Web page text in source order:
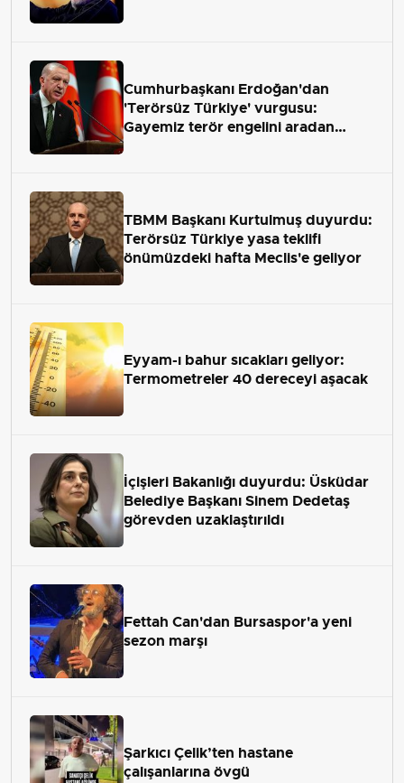
Cumhurbaşkanı Erdoğan'dan
'Terörsüz Türkiye' vurgusu:
Gayemiz terör engelini aradan
TBMM Başkanı Kurtulmuş duyurdu:
Terörsüz Türkiye yasa teklifi
önümüzdeki hafta Meclis'e geliyor
Eyyam-ı bahur sıcakları geliyor:
Termometreler 40 dereceyi aşacak
İçişleri Bakanlığı duyurdu: Üsküdar
Belediye Başkanı Sinem Dedetaş
görevden uzaklaştırıldı
Fettah Can'dan Bursaspor'a yeni
sezon marşı
Şarkıcı Çelik’ten hastane
çalışanlarına övgü